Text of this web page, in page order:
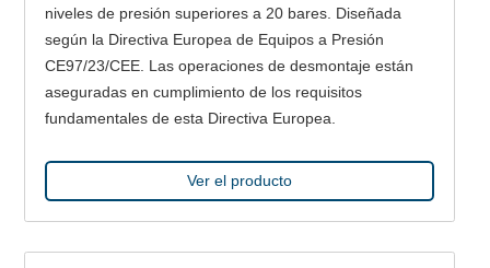
niveles de presión superiores a 20 bares. Diseñada
según la Directiva Europea de Equipos a Presión
CE97/23/CEE. Las operaciones de desmontaje están
aseguradas en cumplimiento de los requisitos
fundamentales de esta Directiva Europea.
Ver el producto